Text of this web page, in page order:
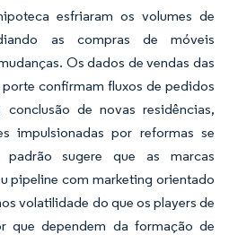
esfriaram os volumes de
as compras de móveis
Os dados de vendas das
confirmam fluxos de pedidos
de novas residências,
impulsionadas por reformas se
padrão sugere que as marcas
pipeline com marketing orientado
volatilidade do que os players de
que dependem da formação de